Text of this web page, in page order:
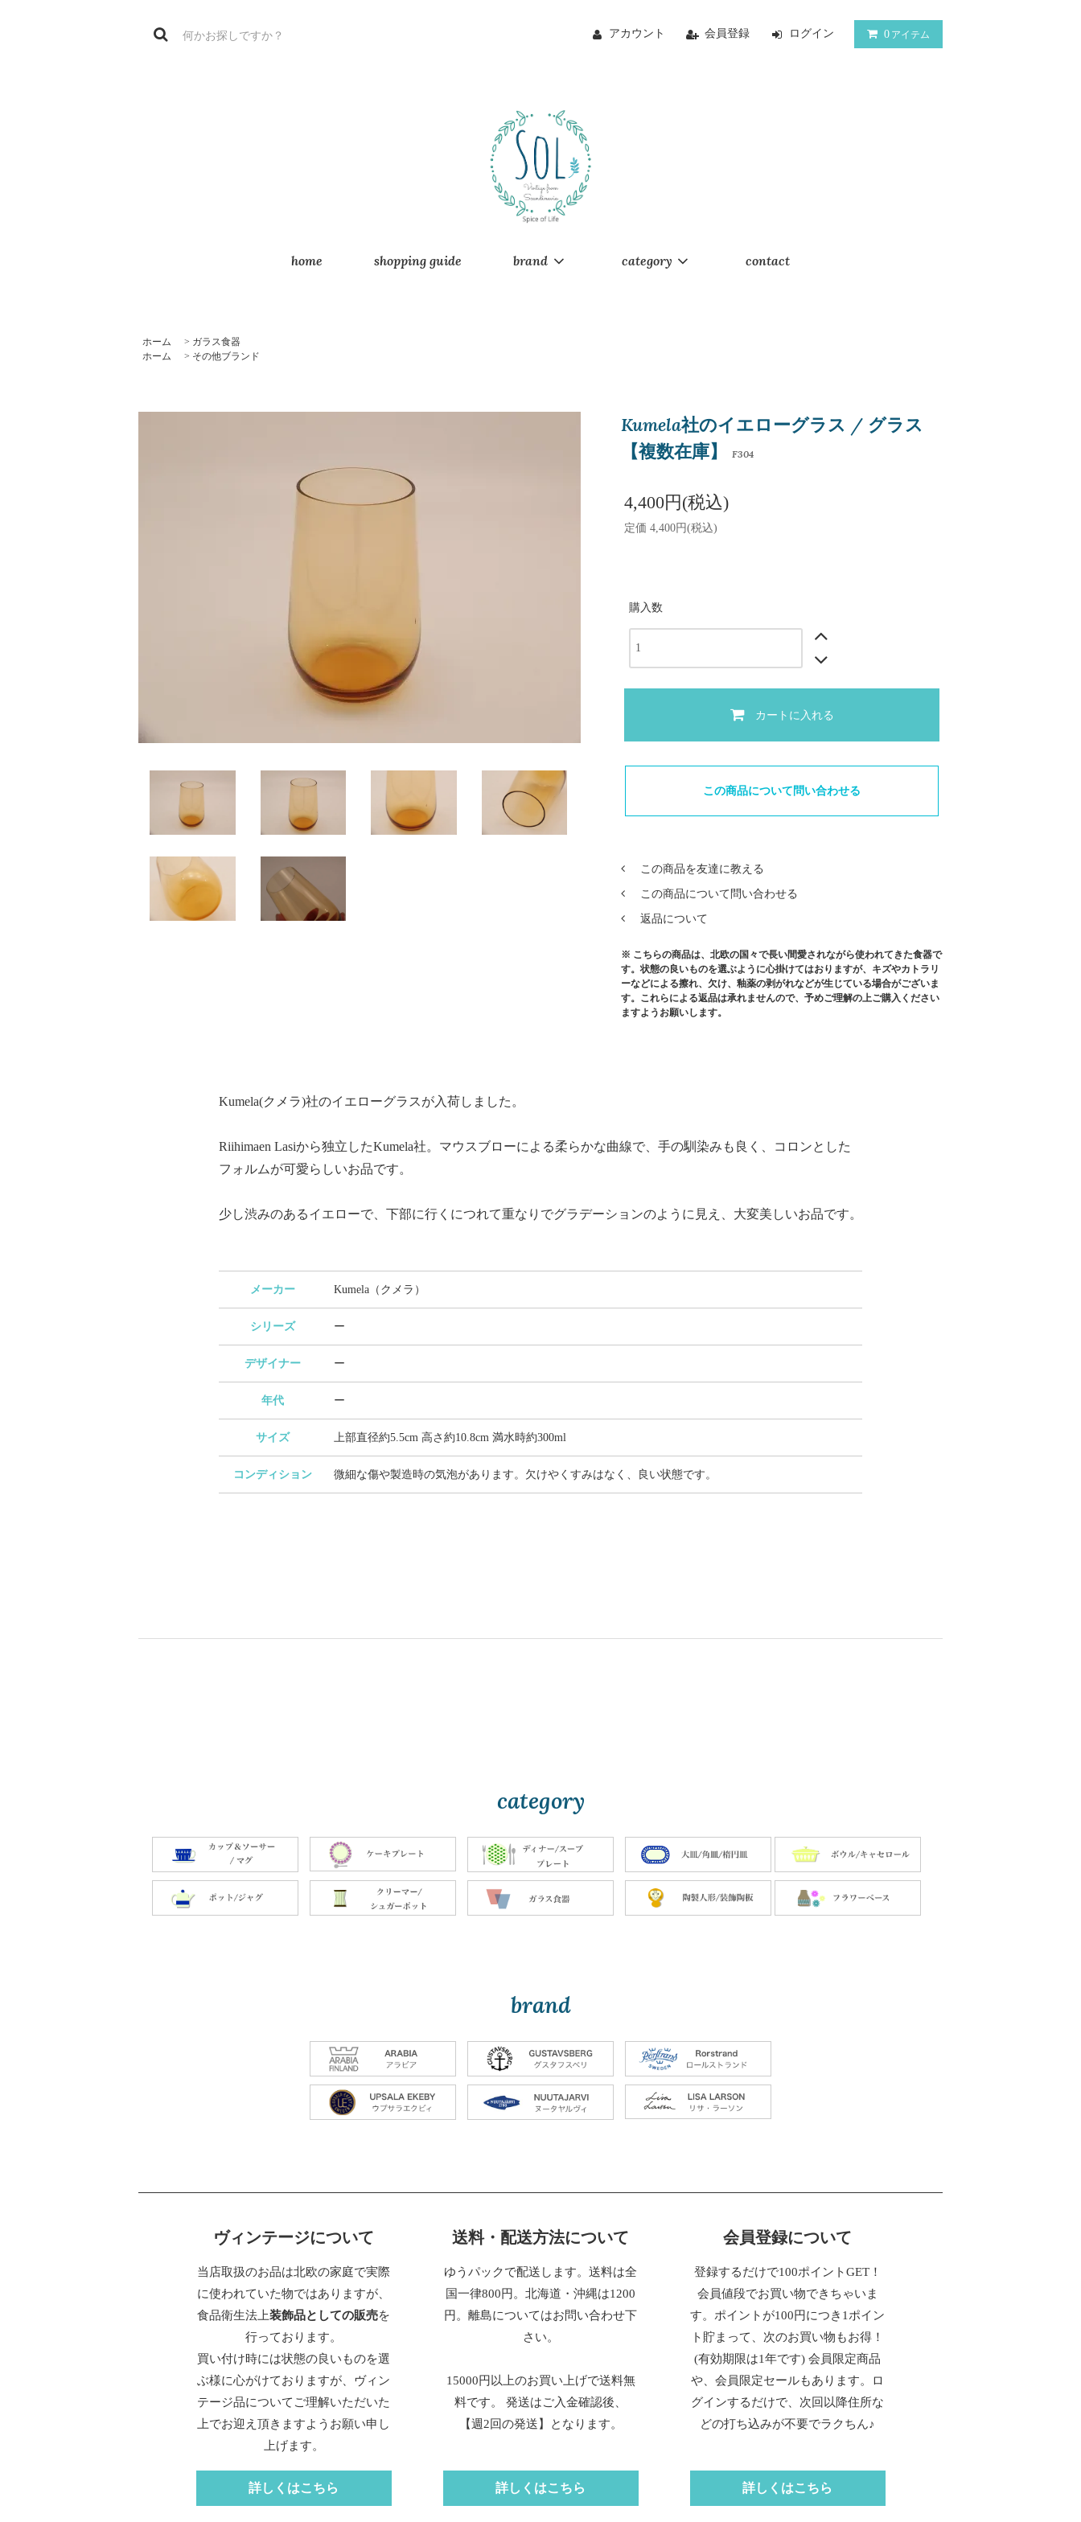
アカウント 会員登録 ログイン 0 アイテム
home shopping guide brand category contact
ホーム > ガラス食器
ホーム
> その他ブランド
Kumela社のイエローグラス / グラス
【複数在庫】
F304
4,400円(税込)
定価 4,400円(税込)
購入数
カートに入れる
この商品について問い合わせる
この商品を友達に教える
この商品について問い合わせる
返品について
※ こちらの商品は、北欧の国々で長い間愛されながら使われてきた食器で
す。状態の良いものを選ぶように心掛けてはおりますが、キズやカトラリ
ーなどによる擦れ、欠け、釉薬の剥がれなどが生じている場合がございま
す。これらによる返品は承れませんので、予めご理解の上ご購入ください
ますようお願いします。
Kumela(クメラ)社のイエローグラスが入荷しました。
Riihimaen Lasiから独立したKumela社。マウスブローによる柔らかな曲線で、手の馴染みも良く、コロンとした
フォルムが可愛らしいお品です。
少し渋みのあるイエローで、下部に行くにつれて重なりでグラデーションのように見え、大変美しいお品です。
メーカー Kumela（クメラ）
シリーズ ー
デザイナー ー
年代 ー
サイズ 上部直径約5.5cm 高さ約10.8cm 満水時約300ml
コンディション 微細な傷や製造時の気泡があります。欠けやくすみはなく、良い状態です。
category
brand
ヴィンテージについて
当店取扱のお品は北欧の家庭で実際
に使われていた物ではありますが、
食品衛生法上装飾品としての販売を
行っております。
買い付け時には状態の良いものを選
ぶ様に心がけておりますが、ヴィン
テージ品についてご理解いただいた
上でお迎え頂きますようお願い申し
上げます。
詳しくはこちら
送料・配送方法について
ゆうパックで配送します。送料は全
国一律800円。北海道・沖縄は1200
円。離島についてはお問い合わせ下
さい。
15000円以上のお買い上げで送料無
料です。 発送はご入金確認後、
【週2回の発送】となります。
詳しくはこちら
会員登録について
登録するだけで100ポイントGET！
会員値段でお買い物できちゃいま
す。ポイントが100円につき1ポイン
ト貯まって、次のお買い物もお得！
(有効期限は1年です) 会員限定商品
や、会員限定セールもあります。ロ
グインするだけで、次回以降住所な
どの打ち込みが不要でラクちん♪
詳しくはこちら